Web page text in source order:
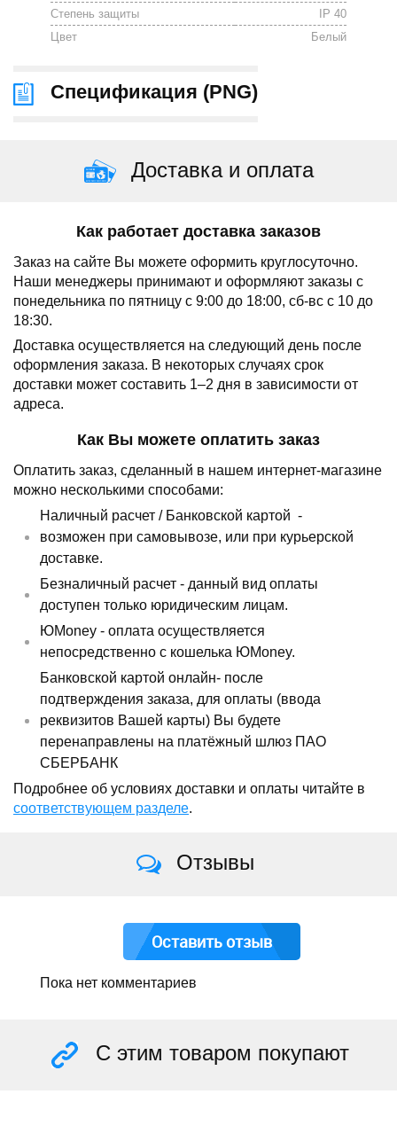
Степень защиты
IP 40
Цвет
Белый
Спецификация (PNG)
Доставка и оплата
Как работает доставка заказов
Заказ на сайте Вы можете оформить круглосуточно.
Наши менеджеры принимают и оформляют заказы с
понедельника по пятницу с 9:00 до 18:00, сб-вс с 10 до
18:30.
Доставка осуществляется на следующий день после
оформления заказа. В некоторых случаях срок
доставки может составить 1–2 дня в зависимости от
адреса.
Как Вы можете оплатить заказ
Оплатить заказ, сделанный в нашем интернет-магазине
можно несколькими способами:
Наличный расчет / Банковской картой -
возможен при самовывозе, или при курьерской
доставке.
Безналичный расчет - данный вид оплаты
доступен только юридическим лицам.
ЮMoney - оплата осуществляется
непосредственно с кошелька ЮMoney.
Банковской картой онлайн- после
подтверждения заказа, для оплаты (ввода
реквизитов Вашей карты) Вы будете
перенаправлены на платёжный шлюз ПАО
СБЕРБАНК
Подробнее об условиях доставки и оплаты читайте в
соответствующем разделе.
Отзывы
Оставить отзыв
Пока нет комментариев
С этим товаром покупают